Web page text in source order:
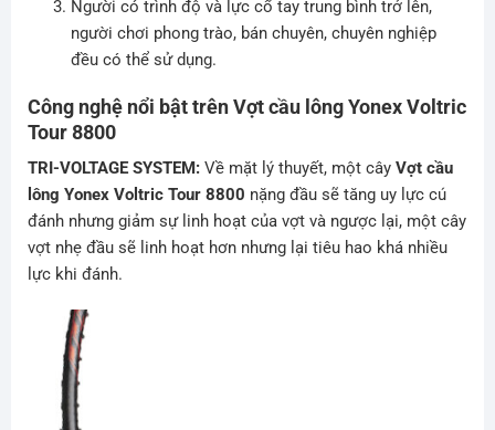
Người có trình độ và lực cổ tay trung bình trở lên,
người chơi phong trào, bán chuyên, chuyên nghiệp
đều có thể sử dụng.
Công nghệ nổi bật trên Vợt cầu lông Yonex Voltric
Tour 8800
TRI-VOLTAGE SYSTEM: Về mặt lý thuyết, một cây Vợt cầu
lông Yonex Voltric Tour 8800 nặng đầu sẽ tăng uy lực cú
đánh nhưng giảm sự linh hoạt của vợt và ngược lại, một cây
vợt nhẹ đầu sẽ linh hoạt hơn nhưng lại tiêu hao khá nhiều
lực khi đánh.